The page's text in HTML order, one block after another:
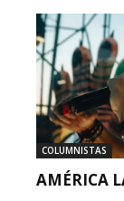
COLUMNISTAS
AMÉRICA